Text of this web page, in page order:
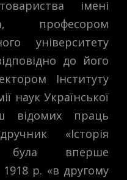
імені
професором
університету
до його
Інституту
наук Української
відомих праць
«Історія
була вперше
1918 р. «в другому